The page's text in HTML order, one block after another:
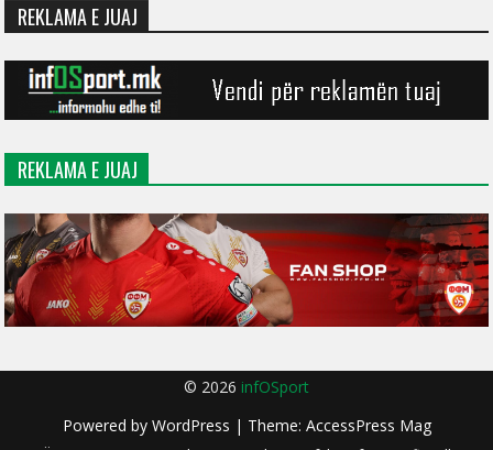
REKLAMA E JUAJ
REKLAMA E JUAJ
© 2026 infOSport
Powered by WordPress | Theme: AccessPress Mag